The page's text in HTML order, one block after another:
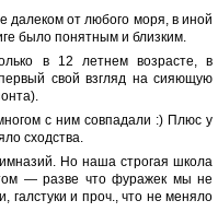
далеком от любого моря, в иной
было понятным и близким.
в 12 летнем возрасте, в
свой взгляд на сияющую
с ним совпадали :) Плюс у
сходства.
Но наша строгая школа
— разве что фуражек мы не
галстуки и проч., что не меняло